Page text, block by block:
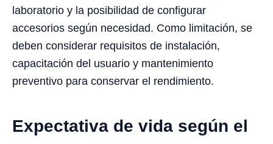
laboratorio y la posibilidad de configurar
accesorios según necesidad. Como limitación, se
deben considerar requisitos de instalación,
capacitación del usuario y mantenimiento
preventivo para conservar el rendimiento.
Expectativa de vida según el